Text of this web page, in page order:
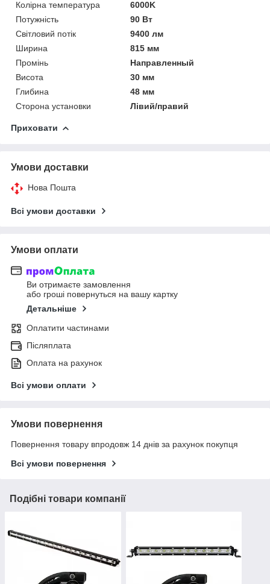
Колірна температура
6000K
Потужність
90 Вт
Світловий потік
9400 лм
Ширина
815 мм
Промінь
Направленный
Висота
30 мм
Глибина
48 мм
Сторона установки
Лівий/правий
Приховати
Умови доставки
Нова Пошта
Всі умови доставки
Умови оплати
Ви отримаєте замовлення
або гроші повернуться на вашу картку
Детальніше
Оплатити частинами
Післяплата
Оплата на рахунок
Всі умови оплати
Умови повернення
Повернення товару впродовж 14 днів за рахунок покупця
Всі умови повернення
Подібні товари компанії